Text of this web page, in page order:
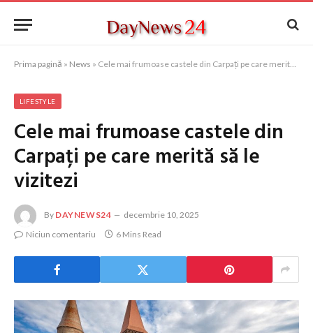
Prima pagină » News » Cele mai frumoase castele din Carpați pe care merită să le vizitezi
LIFESTYLE
Cele mai frumoase castele din
Carpați pe care merită să le
vizitezi
By DAYNEWS24
decembrie 10, 2025
Niciun comentariu
6 Mins Read